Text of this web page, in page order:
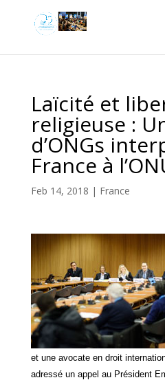
Laïcité et
religieuse :
d’ONGs
France à
Feb 14, 2018 | France
et une avocate en droit
adressé un appel au Président